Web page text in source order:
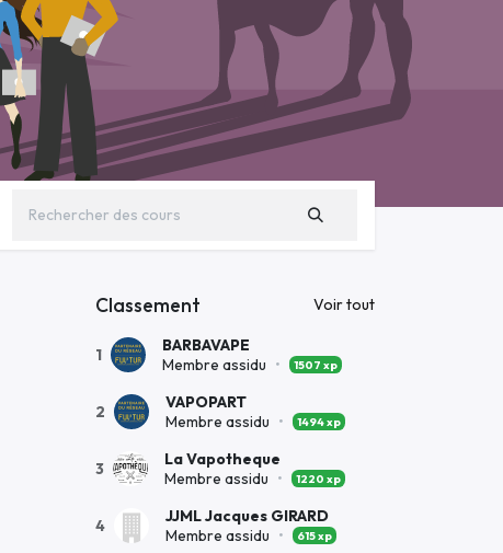
Voir tout
Classement
1
BARBAVAPE
Membre assidu • 1507 xp
2
VAPOPART
Membre assidu • 1494 xp
3
La Vapotheque
Membre assidu • 1220 xp
4
JJML Jacques GIRARD
Membre assidu • 615 xp